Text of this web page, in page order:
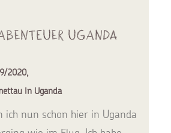
Uganda
2020,
In Uganda
ich nun schon hier in Uganda